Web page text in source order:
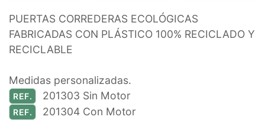
PUERTAS CORREDERAS ECOLÓGICAS
FABRICADAS CON PLÁSTICO 100% RECICLADO Y
RECICLABLE
Medidas personalizadas.
REF. 201303 Sin Motor
REF. 201304 Con Motor